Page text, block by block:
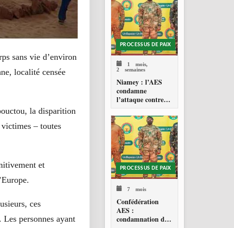
sans vie d’environ
localité censée
la disparition
– toutes
et
ces
Les personnes ayant
PROCESSUS DE PAIX
1 mois,
2 semaines
Niamey : l’AES
condamne
l’attaque contre
l’aéroport Diori
Hamani
PROCESSUS DE PAIX
7 mois
Confédération
AES :
condamnation de